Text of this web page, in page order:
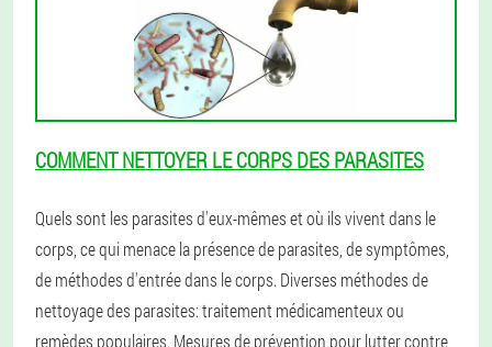
COMMENT NETTOYER LE CORPS DES PARASITES
Quels sont les parasites d'eux-mêmes et où ils vivent dans le
corps, ce qui menace la présence de parasites, de symptômes,
de méthodes d'entrée dans le corps. Diverses méthodes de
nettoyage des parasites: traitement médicamenteux ou
remèdes populaires. Mesures de prévention pour lutter contre